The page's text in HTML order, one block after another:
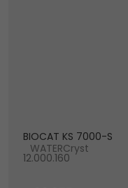
BIOCAT KS 7000-S
WATERCryst
12.000.160